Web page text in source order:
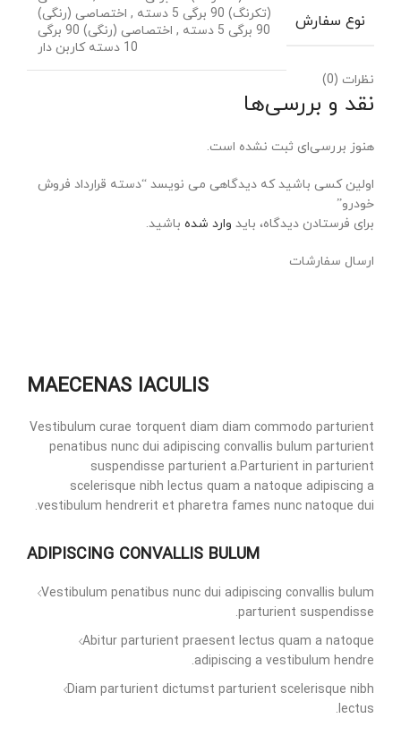
نوع سفارش
(تکرنگ) 90 برگی 5 دسته
, اختصاصی (رنگی)
90 برگی 5 دسته
,
اختصاصی (رنگی) 90 برگی
10 دسته کاربن دار
نظرات (0)
نقد و بررسی‌ها
هنوز بررسی‌ای ثبت نشده است.
اولین کسی باشید که دیدگاهی می نویسد “دسته قرارداد فروش
خودرو”
برای فرستادن دیدگاه، باید وارد شده باشید.
ارسال سفارشات
MAECENAS IACULIS
Vestibulum curae torquent diam diam commodo parturient
penatibus nunc dui adipiscing convallis bulum parturient
suspendisse parturient a.Parturient in parturient
scelerisque nibh lectus quam a natoque adipiscing a
vestibulum hendrerit et pharetra fames nunc natoque dui.
ADIPISCING CONVALLIS BULUM
Vestibulum penatibus nunc dui adipiscing convallis bulum
parturient suspendisse.
Abitur parturient praesent lectus quam a natoque
adipiscing a vestibulum hendre.
Diam parturient dictumst parturient scelerisque nibh
lectus.